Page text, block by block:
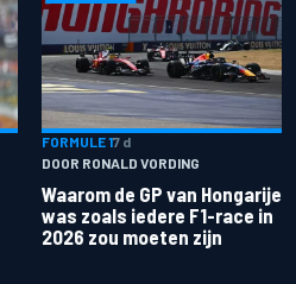
FORMULE 17 d
DOOR RONALD VORDING
Waarom de GP van Hongarije
was zoals iedere F1-race in
2026 zou moeten zijn